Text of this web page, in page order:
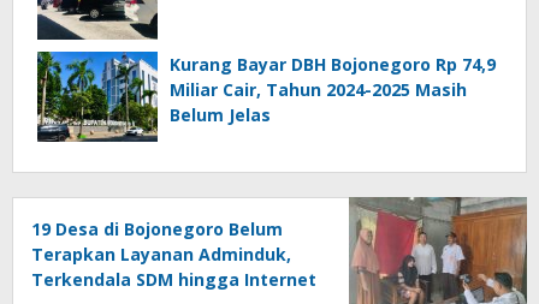
Kurang Bayar DBH Bojonegoro Rp 74,9
Miliar Cair, Tahun 2024-2025 Masih
Belum Jelas
19 Desa di Bojonegoro Belum
Terapkan Layanan Adminduk,
Terkendala SDM hingga Internet